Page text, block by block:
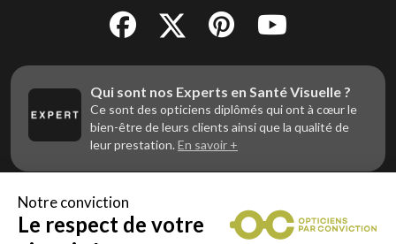
Qui sont nos Experts en Santé Visuelle ?
Ce sont des opticiens diplômés qui ont à cœur le
bien-être de leurs clients ainsi que la qualité de
leur prestation. En savoir +
Vous êtes un professionnel de la vue et
Notre conviction
Le respect de votre